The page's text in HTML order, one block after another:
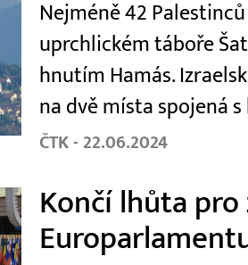
Nejméně 42
uprchlickém táboře
hnutím Hamás.
na dvě místa spojená
ČTK - 22.06.2024
Končí lhůta